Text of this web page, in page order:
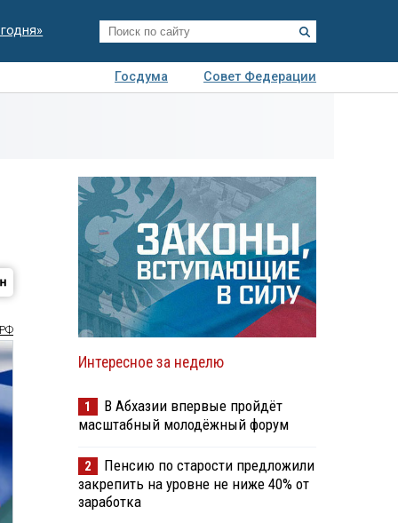
Госдума
Совет Федерации
Интересное за неделю
1
В Абхазии впервые пройдёт
масштабный молодёжный форум
2
Пенсию по старости предложили
закрепить на уровне не ниже 40% от
заработка